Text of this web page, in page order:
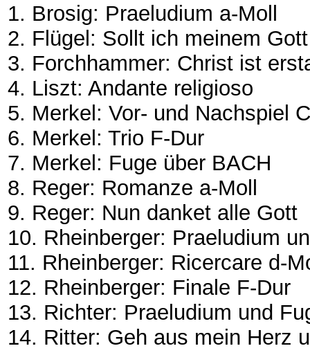
1. Brosig: Praeludium a-Moll
2. Flügel: Sollt ich meinem
3. Forchhammer: Christ ist
4. Liszt: Andante religioso
5. Merkel: Vor- und Nachspiel
6. Merkel: Trio F-Dur
7. Merkel: Fuge über BACH
8. Reger: Romanze a-Moll
9. Reger: Nun danket alle Gott
10. Rheinberger: Praeludium
11. Rheinberger: Ricercare d-
12. Rheinberger: Finale F-Dur
13. Richter: Praeludium und
14. Ritter: Geh aus mein Herz